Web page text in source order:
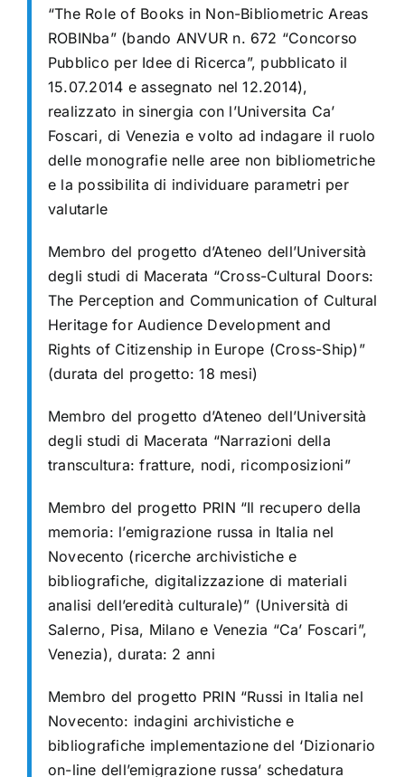
“The Role of Books in Non-Bibliometric Areas
ROBINba” (bando ANVUR n. 672 “Concorso
Pubblico per Idee di Ricerca”, pubblicato il
15.07.2014 e assegnato nel 12.2014),
realizzato in sinergia con l’Universita Ca’
Foscari, di Venezia e volto ad indagare il ruolo
delle monografie nelle aree non bibliometriche
e la possibilita di individuare parametri per
valutarle
Membro del progetto d’Ateneo dell’Università
degli studi di Macerata “Cross-Cultural Doors:
The Perception and Communication of Cultural
Heritage for Audience Development and
Rights of Citizenship in Europe (Cross-Ship)”
(durata del progetto: 18 mesi)
Membro del progetto d’Ateneo dell’Università
degli studi di Macerata “Narrazioni della
transcultura: fratture, nodi, ricomposizioni”
Membro del progetto PRIN “Il recupero della
memoria: l’emigrazione russa in Italia nel
Novecento (ricerche archivistiche e
bibliografiche, digitalizzazione di materiali
analisi dell’eredità culturale)” (Università di
Salerno, Pisa, Milano e Venezia “Ca’ Foscari”,
Venezia), durata: 2 anni
Membro del progetto PRIN “Russi in Italia nel
Novecento: indagini archivistiche e
bibliografiche implementazione del ‘Dizionario
on-line dell’emigrazione russa’ schedatura